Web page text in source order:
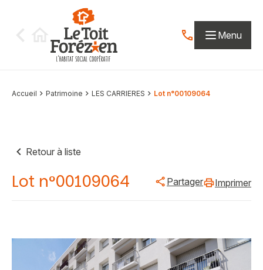
Contactez-nous
Menu
Accueil Patrimoine LES CARRIERES Lot n°00109064
Retour à liste
Lot n°00109064 Partager Imprimer